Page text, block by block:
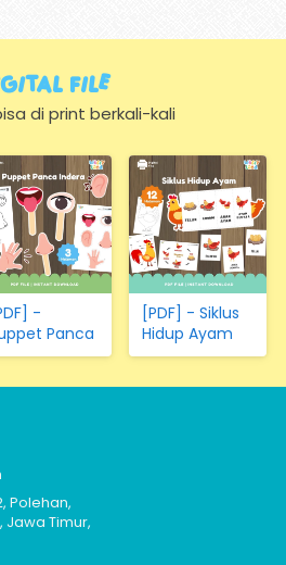
FIle
di print berkali-kali
-
Panca
[PDF] - Siklus
Hidup Ayam
Polehan,
Jawa Timur,